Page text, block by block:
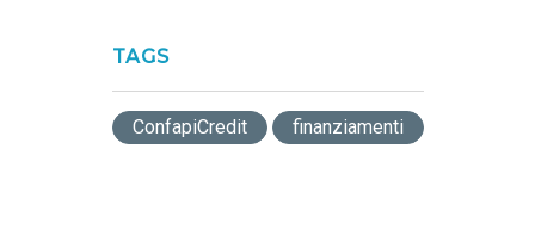
TAGS
ConfapiCredit finanziamenti